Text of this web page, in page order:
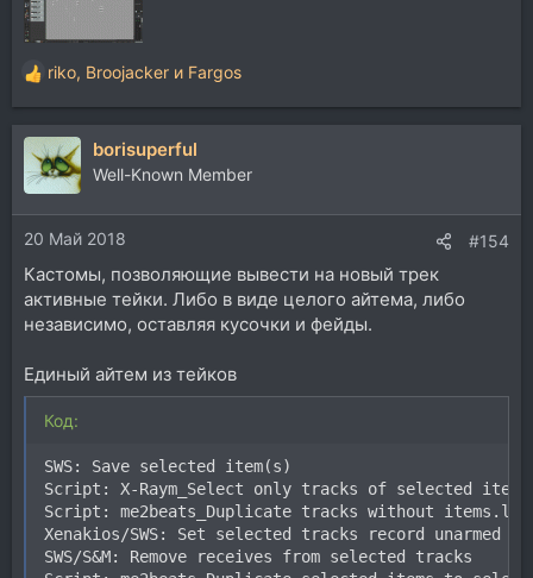
Р
е
а
к
ц
и
и
:
riko, Broojacker и Fargos
borisuperful
Well-Known Member
20 Май 2018 #154
Кастомы, позволяющие вывести на новый трек
активные тейки. Либо в виде целого айтема, либо
независимо, оставляя кусочки и фейды.
Единый айтем из тейков
Код:
SWS: Save selected item(s)
Script: X-Raym_Select only tracks of selected
Script: me2beats_Duplicate tracks without items.lua
Xenakios/SWS: Set selected tracks record unarmed
SWS/S&M: Remove receives from selected tracks